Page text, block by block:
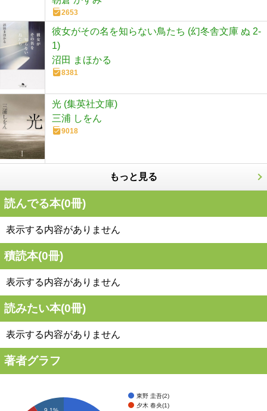
2653
彼女がその名を知らない鳥たち (幻冬舎文庫 ぬ 2-
1)
沼田 まほかる
8381
光 (集英社文庫)
三浦 しをん
9018
もっと見る
読んでる本(0冊)
表示する内容がありません
積読本(0冊)
表示する内容がありません
読みたい本(0冊)
表示する内容がありません
著者グラフ
東野 圭吾(2)
夕木 春央(1)